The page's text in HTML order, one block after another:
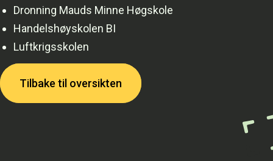
Dronning Mauds Minne Høgskole
Handelshøyskolen BI
Luftkrigsskolen
Tilbake til oversikten